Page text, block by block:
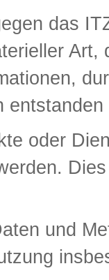
das
oder
und